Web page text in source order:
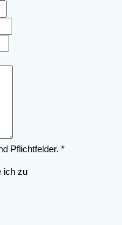
Pflichtfelder. *
ich zu